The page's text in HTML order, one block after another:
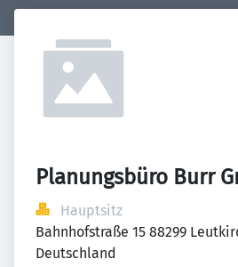
Planungsbüro Burr
Hauptsitz
Bahnhofstraße 15 88299
Deutschland